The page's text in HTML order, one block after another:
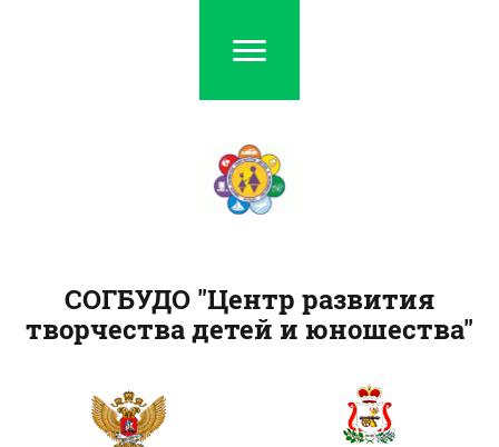
СОГБУДО "Центр развития
творчества детей и юношества"